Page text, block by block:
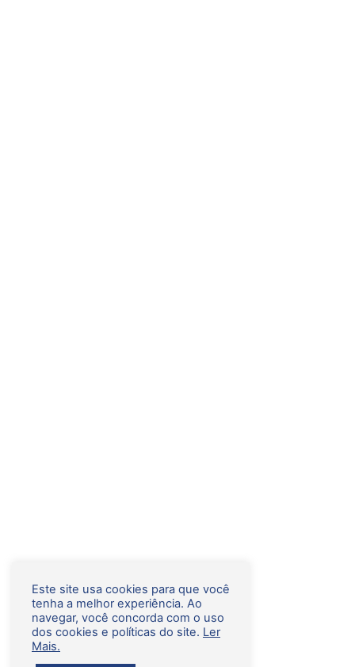
Este site usa cookies para que você
tenha a melhor experiência. Ao
navegar, você concorda com o uso
dos cookies e políticas do site. Ler
Mais.